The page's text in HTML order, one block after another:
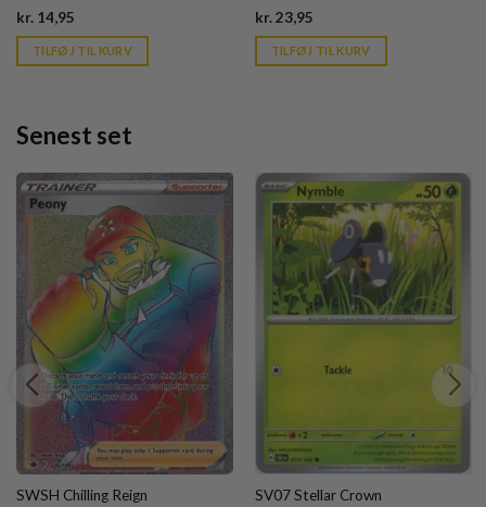
kr. 14,95
is:
kr. 39,95.
TILFØJ TIL KURV
kr.23,95Current
is:
kr. 39,95.
TILFØJ TIL KURV
Senest set
SWSH Chilling Reign
SV07 Stellar Crown